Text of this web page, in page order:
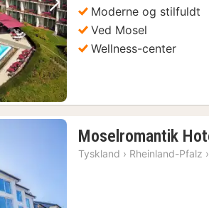
Næste billedeModerne og stilfuldt
Ved Mosel
Wellness-center
Moselromantik
Tyskland › Rheinland-Pfalz ›